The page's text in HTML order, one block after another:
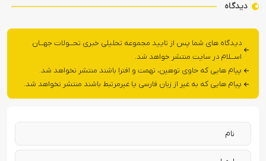
دیدگاه
دیدگاه های شما پس از تایید مجموعه تحلیلی خبری تحــولات جهــان
اســلام در سایت منتشر خواهد شد.
پیام هایی که حاوی توهین، تهمت و افترا باشند منتشر نخواهد شد.
پیام هایی که به غیر از زبان فارسی یا غیرمرتبط باشند منتشر نخواهد شد.